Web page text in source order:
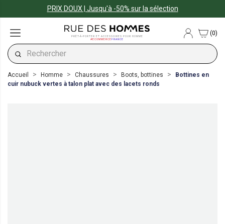
PRIX DOUX | Jusqu'à -50% sur la sélection
PRÊT-À-PORTER ET ACCESSOIRES POUR HOMME
#ECOMMERCEFRANCE
(0)
Accueil Homme Chaussures Boots, bottines
Bottines en
cuir nubuck vertes à talon plat avec des lacets ronds